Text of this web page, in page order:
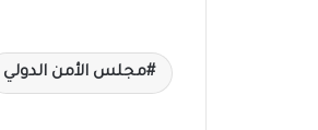
مجلس الأمن الدولي